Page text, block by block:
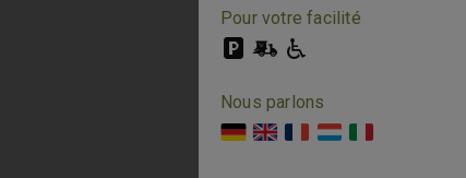
Pour votre facilité
Nous parlons